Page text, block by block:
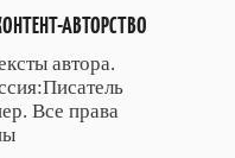
АВТОРСТВО
автора.
Все права